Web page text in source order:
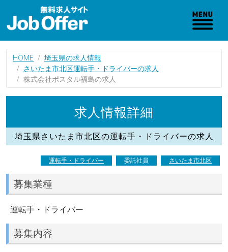
HOME
埼玉県の求人情報
さいたま市北区運転手・ドライバーの求人
株式会社ポスタル福島の求人
求人情報詳細
埼玉県さいたま市北区の運転手・ドライバーの求人
運転手・ドライバー 委託社員 さいたま市北区
募集業種
運転手・ドライバー
募集内容